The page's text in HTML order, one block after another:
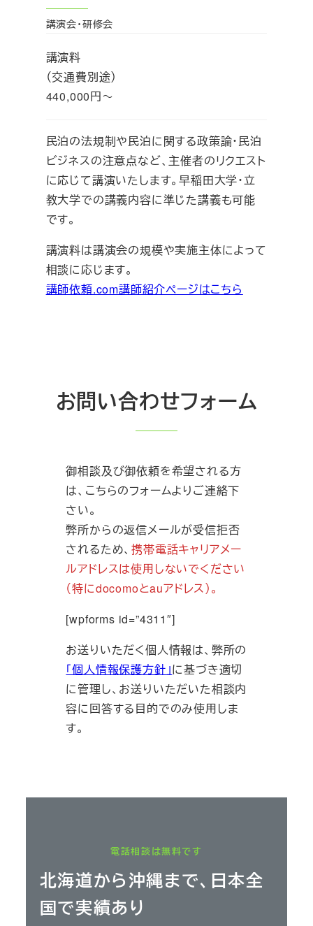
講演会・研修会
講演料
（交通費別途）
440,000円～
民泊の法規制や民泊に関する政策論・民泊
ビジネスの注意点など、主催者のリクエスト
に応じて講演いたします。早稲田大学・立
教大学での講義内容に準じた講義も可能
です。
講演料は講演会の規模や実施主体によって
相談に応じます。
講師依頼.com講師紹介ページはこちら
お問い合わせフォーム
御相談及び御依頼を希望される方
は、こちらのフォームよりご連絡下
さい。
弊所からの返信メールが受信拒否
されるため、携帯電話キャリアメー
ルアドレスは使用しないでください
（特にdocomoとauアドレス）。
[wpforms id=”4311″]
お送りいただく個人情報は、弊所の
「個人情報保護方針」に基づき適切
に管理し、お送りいただいた相談内
容に回答する目的でのみ使用しま
す。
電話相談は無料です
北海道から沖縄まで、日本全
国で実績あり